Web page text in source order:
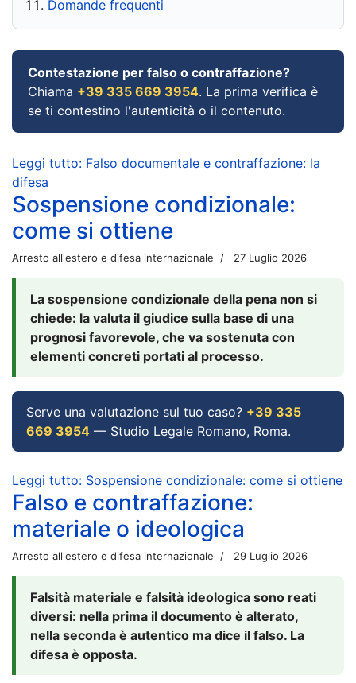
Domande frequenti
Contestazione per falso o contraffazione?
Chiama +39 335 669 3954. La prima verifica è
se ti contestino l'autenticità o il contenuto.
Leggi tutto: Falso documentale e contraffazione: la
difesa
Sospensione condizionale:
come si ottiene
Arresto all'estero e difesa internazionale 27 Luglio 2026
La sospensione condizionale della pena non si
chiede: la valuta il giudice sulla base di una
prognosi favorevole, che va sostenuta con
elementi concreti portati al processo.
Serve una valutazione sul tuo caso? +39 335
669 3954 — Studio Legale Romano, Roma.
Leggi tutto: Sospensione condizionale: come si ottiene
Falso e contraffazione:
materiale o ideologica
Arresto all'estero e difesa internazionale 29 Luglio 2026
Falsità materiale e falsità ideologica sono reati
diversi: nella prima il documento è alterato,
nella seconda è autentico ma dice il falso. La
difesa è opposta.